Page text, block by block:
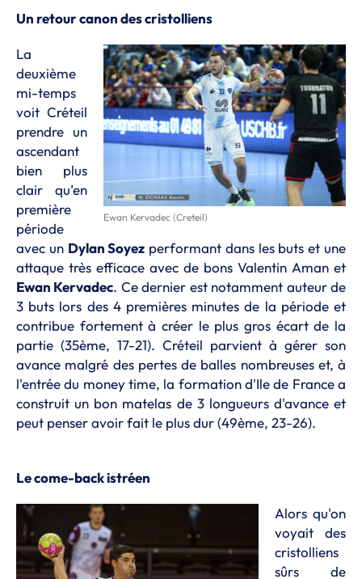
Un retour canon des cristolliens
Ewan Kervadec (Creteil)
La
deuxième
mi-temps
voit Créteil
prendre un
ascendant
bien plus
clair qu’en
première
période
avec un Dylan Soyez performant dans les buts et une
attaque très efficace avec de bons Valentin Aman et
Ewan Kervadec. Ce dernier est notamment auteur de
3 buts lors des 4 premières minutes de la période et
contribue fortement à créer le plus gros écart de la
partie (35ème, 17-21). Créteil parvient à gérer son
avance malgré des pertes de balles nombreuses et, à
l'entrée du money time, la formation d'Ile de France a
construit un bon matelas de 3 longueurs d'avance et
peut penser avoir fait le plus dur (49ème, 23-26).
Le come-back istréen
Alors qu'on
voyait des
cristolliens
sûrs de